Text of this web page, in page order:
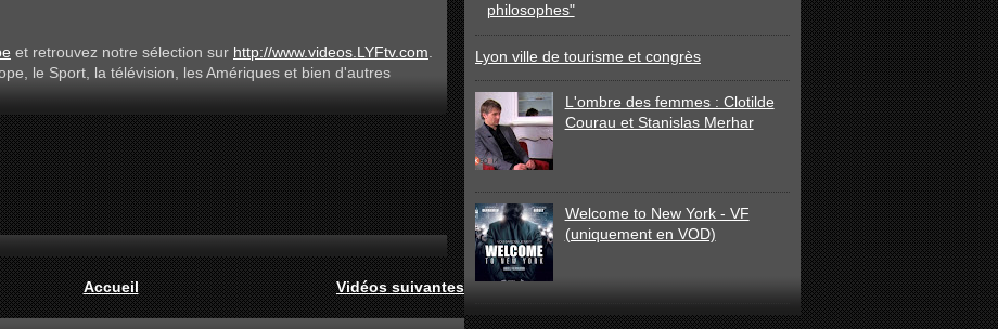
et retrouvez notre sélection sur http://www.videos.LYFtv.com
le Sport, la télévision, les Amériques et bien d'autres
Vidéos suivantes
Accueil
philosophes"
Lyon ville de tourisme et congrès
L'ombre des femmes : Clotilde
Courau et Stanislas Merhar
Welcome to New York - VF
(uniquement en VOD)